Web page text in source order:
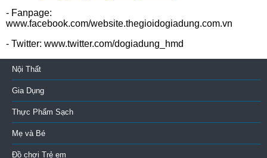
- Fanpage:
www.facebook.com/website.thegioidogiadung.com.vn
- Twitter: www.twitter.com/dogiadung_hmd
Nội Thất
Gia Dụng
Thực Phẩm Sạch
Mẹ và Bé
Đồ chơi Trẻ em